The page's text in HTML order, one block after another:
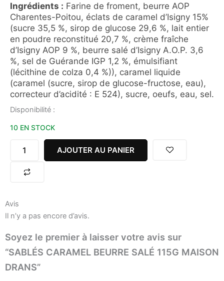
Ingrédients : Farine de froment, beurre AOP
Charentes-Poitou, éclats de caramel d’Isigny 15%
(sucre 35,5 %, sirop de glucose 29,6 %, lait entier
en poudre reconstitué 20,7 %, crème fraîche
d’Isigny AOP 9 %, beurre salé d’Isigny A.O.P. 3,6
%, sel de Guérande IGP 1,2 %, émulsifiant
(lécithine de colza 0,4 %)), caramel liquide
(caramel (sucre, sirop de glucose-fructose, eau),
correcteur d’acidité : E 524), sucre, oeufs, eau, sel.
Disponibilité :
10 EN STOCK
quantité
SABLÉS
BEURRE
115G
MAISON
AJOUTER AU PANIER
Avis
Il n’y a pas encore d’avis.
Soyez le premier à laisser votre avis sur
“SABLÉS CARAMEL BEURRE SALÉ 115G MAISON
DRANS”